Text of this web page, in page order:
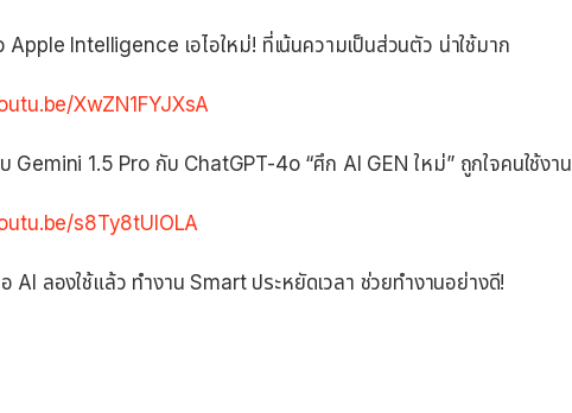
Apple Intelligence เอไอใหม่! ที่เน้นความเป็นส่วนตัว น่าใช้มาก
XwZN1FYJXsA
บ Gemini 1.5 Pro กับ ChatGPT-4o “ศึก AI GEN ใหม่” ถูกใจคนใช้งาน
s8Ty8tUlOLA
AI ลองใช้แล้ว ทำงาน Smart ประหยัดเวลา ช่วยทำงานอย่างดี!